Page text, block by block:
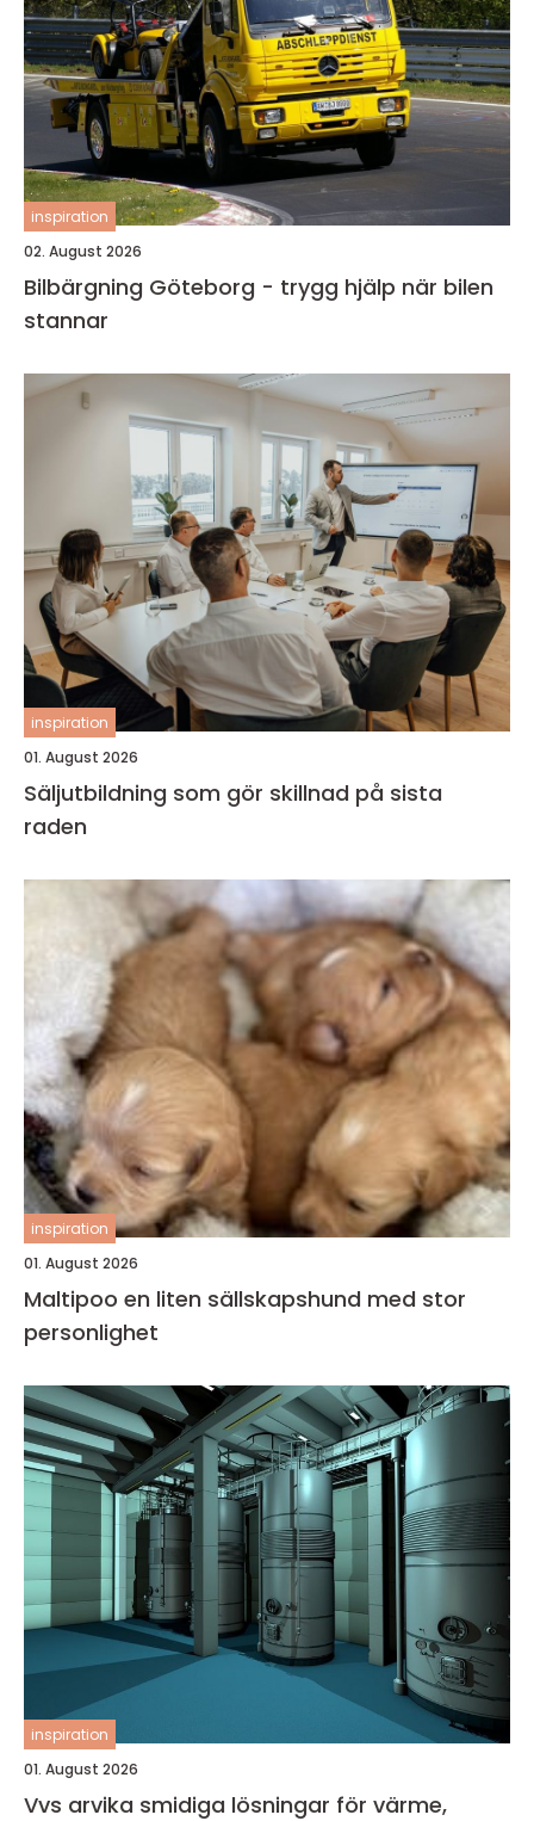
inspiration
02. August 2026
Bilbärgning Göteborg - trygg hjälp när bilen
stannar
inspiration
01. August 2026
Säljutbildning som gör skillnad på sista
raden
inspiration
01. August 2026
Maltipoo en liten sällskapshund med stor
personlighet
inspiration
01. August 2026
Vvs arvika smidiga lösningar för värme,